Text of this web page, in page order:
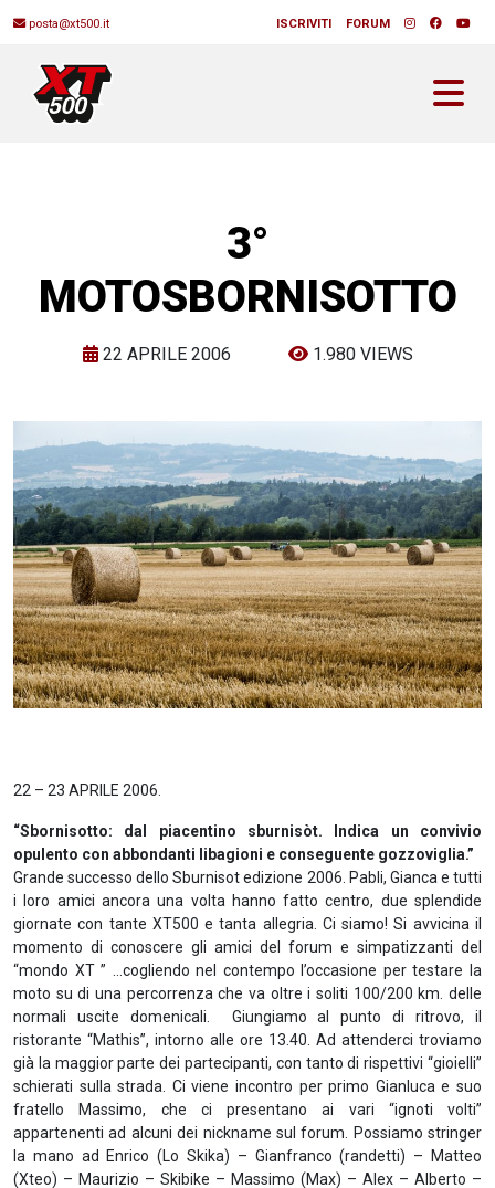
posta@xt500.it ISCRIVITI FORUM
3°
MOTOSBORNISOTTO
22 APRILE 2006 1.980 VIEWS
22 – 23 APRILE 2006.
“Sbornisotto: dal piacentino sburnisòt. Indica un convivio
opulento con abbondanti libagioni e conseguente gozzoviglia.”
Grande successo dello Sburnisot edizione 2006. Pabli, Gianca e tutti
i loro amici ancora una volta hanno fatto centro, due splendide
giornate con tante XT500 e tanta allegria. Ci siamo! Si avvicina il
momento di conoscere gli amici del forum e simpatizzanti del
“mondo XT ” …cogliendo nel contempo l’occasione per testare la
moto su di una percorrenza che va oltre i soliti 100/200 km. delle
normali uscite domenicali. Giungiamo al punto di ritrovo, il
ristorante “Mathis”, intorno alle ore 13.40. Ad attenderci troviamo
già la maggior parte dei partecipanti, con tanto di rispettivi “gioielli”
schierati sulla strada. Ci viene incontro per primo Gianluca e suo
fratello Massimo, che ci presentano ai vari “ignoti volti”
appartenenti ad alcuni dei nickname sul forum. Possiamo stringer
la mano ad Enrico (Lo Skika) – Gianfranco (randetti) – Matteo
(Xteo) – Maurizio – Skibike – Massimo (Max) – Alex – Alberto –